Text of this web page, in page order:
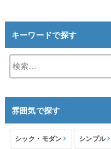
キーワードで探す
雰囲気で探す
シック・モダン シンプル